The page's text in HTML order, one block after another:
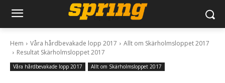
Hem Våra hårdbevakade lopp 2017
Allt om Skärholmsloppet 2017
Resultat Skärholmsloppet 2017
Våra hårdbevakade lopp 2017 Allt om Skärholmsloppet 2017